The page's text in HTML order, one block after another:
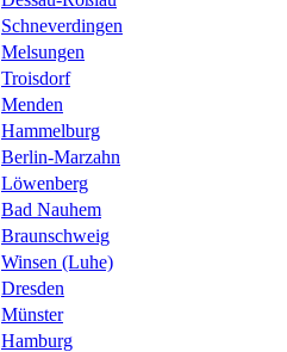
Schneverdingen
Melsungen
Troisdorf
Menden
Hammelburg
Berlin-Marzahn
Löwenberg
Bad Nauhem
Braunschweig
Winsen (Luhe)
Dresden
Münster
Hamburg